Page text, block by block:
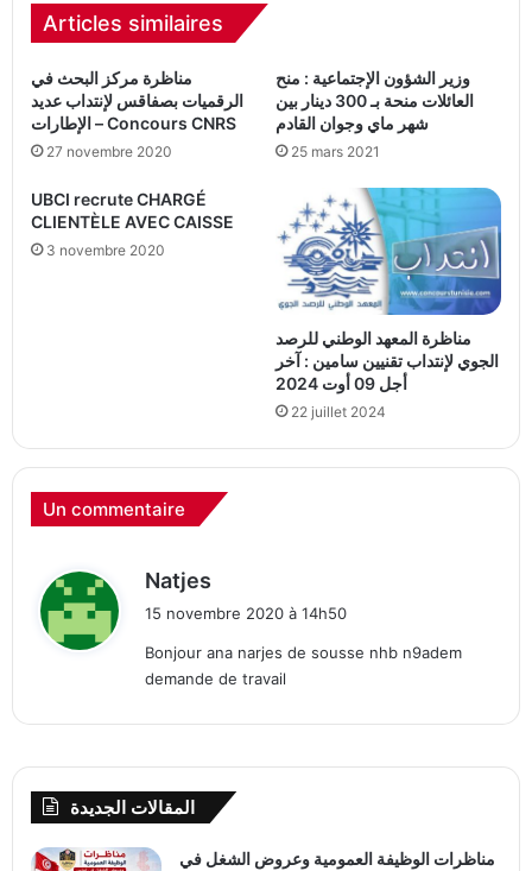
Articles similaires
مناظرة مركز البحث في
الرقميات بصفاقس لإنتداب عديد
الإطارات – Concours CNRS
27 novembre 2020
وزير الشؤون الإجتماعية : منح
العائلات منحة بـ 300 دينار بين
شهر ماي وجوان القادم
25 mars 2021
UBCI recrute CHARGÉ
CLIENTÈLE AVEC CAISSE
3 novembre 2020
مناظرة المعهد الوطني للرصد
الجوي لإنتداب تقنيين سامين : آخر
أجل 09 أوت 2024
22 juillet 2024
Un commentaire
Natjes
:
15 novembre 2020 à 14h50
Bonjour ana narjes de sousse nhb n9adem
demande de travail
المقالات الجديدة
مناظرات الوظيفة العمومية وعروض الشغل في